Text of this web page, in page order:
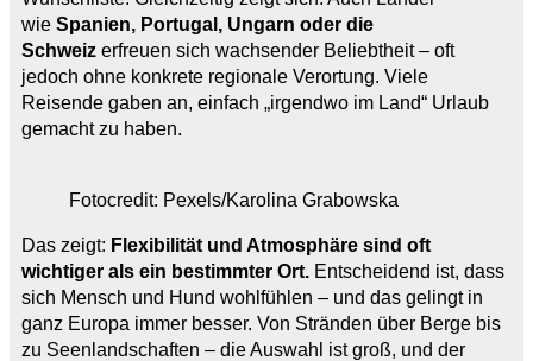
wie Spanien, Portugal, Ungarn oder die
Schweiz erfreuen sich wachsender Beliebtheit – oft
jedoch ohne konkrete regionale Verortung. Viele
Reisende gaben an, einfach „irgendwo im Land“ Urlaub
gemacht zu haben.
Fotocredit: Pexels/Karolina Grabowska
Das zeigt: Flexibilität und Atmosphäre sind oft
wichtiger als ein bestimmter Ort. Entscheidend ist, dass
sich Mensch und Hund wohlfühlen – und das gelingt in
ganz Europa immer besser. Von Stränden über Berge bis
zu Seenlandschaften – die Auswahl ist groß, und der